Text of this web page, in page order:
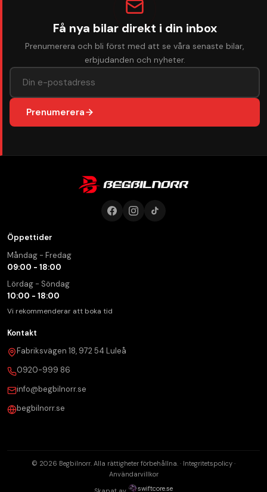
Få nya bilar direkt i din inbox
Prenumerera och bli först med att se våra senaste bilar,
erbjudanden och nyheter.
Prenumerera
Öppettider
Måndag - Fredag
09:00 - 18:00
Lördag - Söndag
10:00 - 18:00
Vi rekommenderar att boka tid
Kontakt
Fabriksvägen 18, 972 54 Luleå
0920-999 86
info@begbilnorr.se
begbilnorr.se
© 2026 Begbilnorr. Alla rättigheter förbehållna. · Integritetspolicy ·
Användarvillkor
swiftcore.se